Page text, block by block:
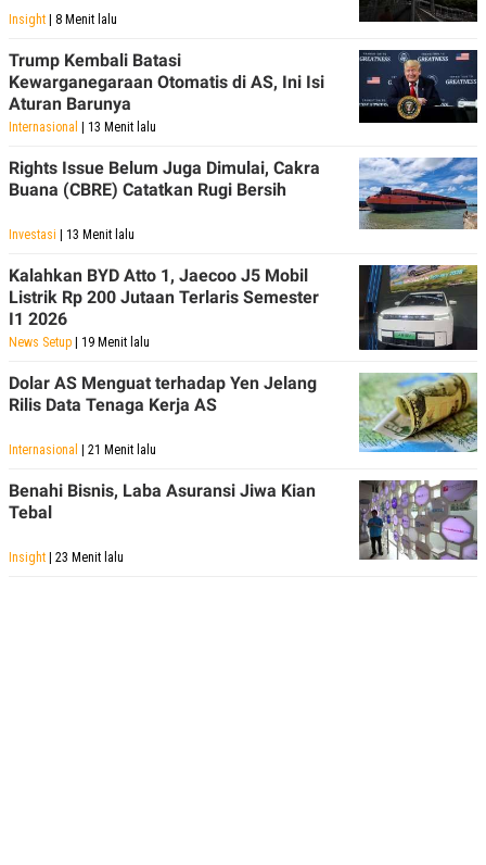
Insight | 8 Menit lalu
Trump Kembali Batasi
Kewarganegaraan Otomatis di AS, Ini Isi
Aturan Barunya
Internasional | 13 Menit lalu
Rights Issue Belum Juga Dimulai, Cakra
Buana (CBRE) Catatkan Rugi Bersih
Investasi | 13 Menit lalu
Kalahkan BYD Atto 1, Jaecoo J5 Mobil
Listrik Rp 200 Jutaan Terlaris Semester
I1 2026
News Setup | 19 Menit lalu
Dolar AS Menguat terhadap Yen Jelang
Rilis Data Tenaga Kerja AS
Internasional | 21 Menit lalu
Benahi Bisnis, Laba Asuransi Jiwa Kian
Tebal
Insight | 23 Menit lalu